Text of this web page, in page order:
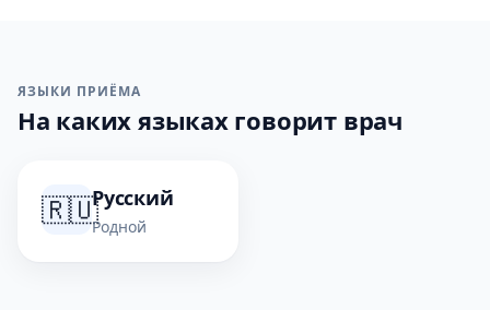
ЯЗЫКИ ПРИЁМА
На каких языках говорит врач
🇷🇺Русский
Родной